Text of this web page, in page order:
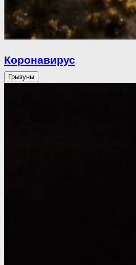
Коронавирус
Грызуны